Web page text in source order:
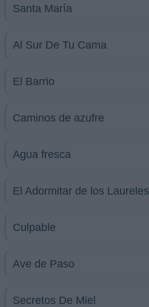
Santa María
Al Sur De Tu Cama
El Barrio
Caminos de azufre
Agua fresca
El Adormitar de los Laureles
Culpable
Ave de Paso
Secretos De Miel